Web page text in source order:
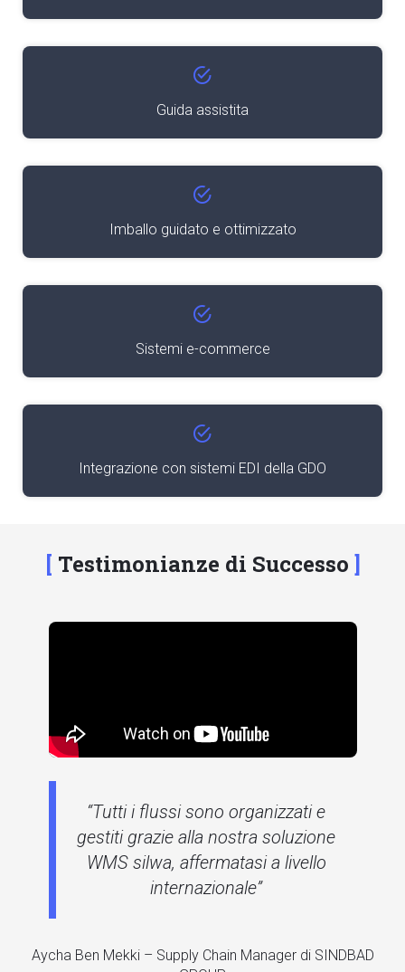
Guida assistita
Imballo guidato e ottimizzato
Sistemi e-commerce
Integrazione con sistemi EDI della GDO
Testimonianze di Successo
“Tutti i flussi sono organizzati e
gestiti grazie alla nostra soluzione
WMS silwa, affermatasi a livello
internazionale”
Aycha Ben Mekki – Supply Chain Manager di SINDBAD